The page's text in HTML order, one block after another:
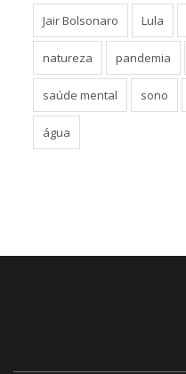
Jair Bolsonaro Lula
natureza pandemia
saúde mental sono
água